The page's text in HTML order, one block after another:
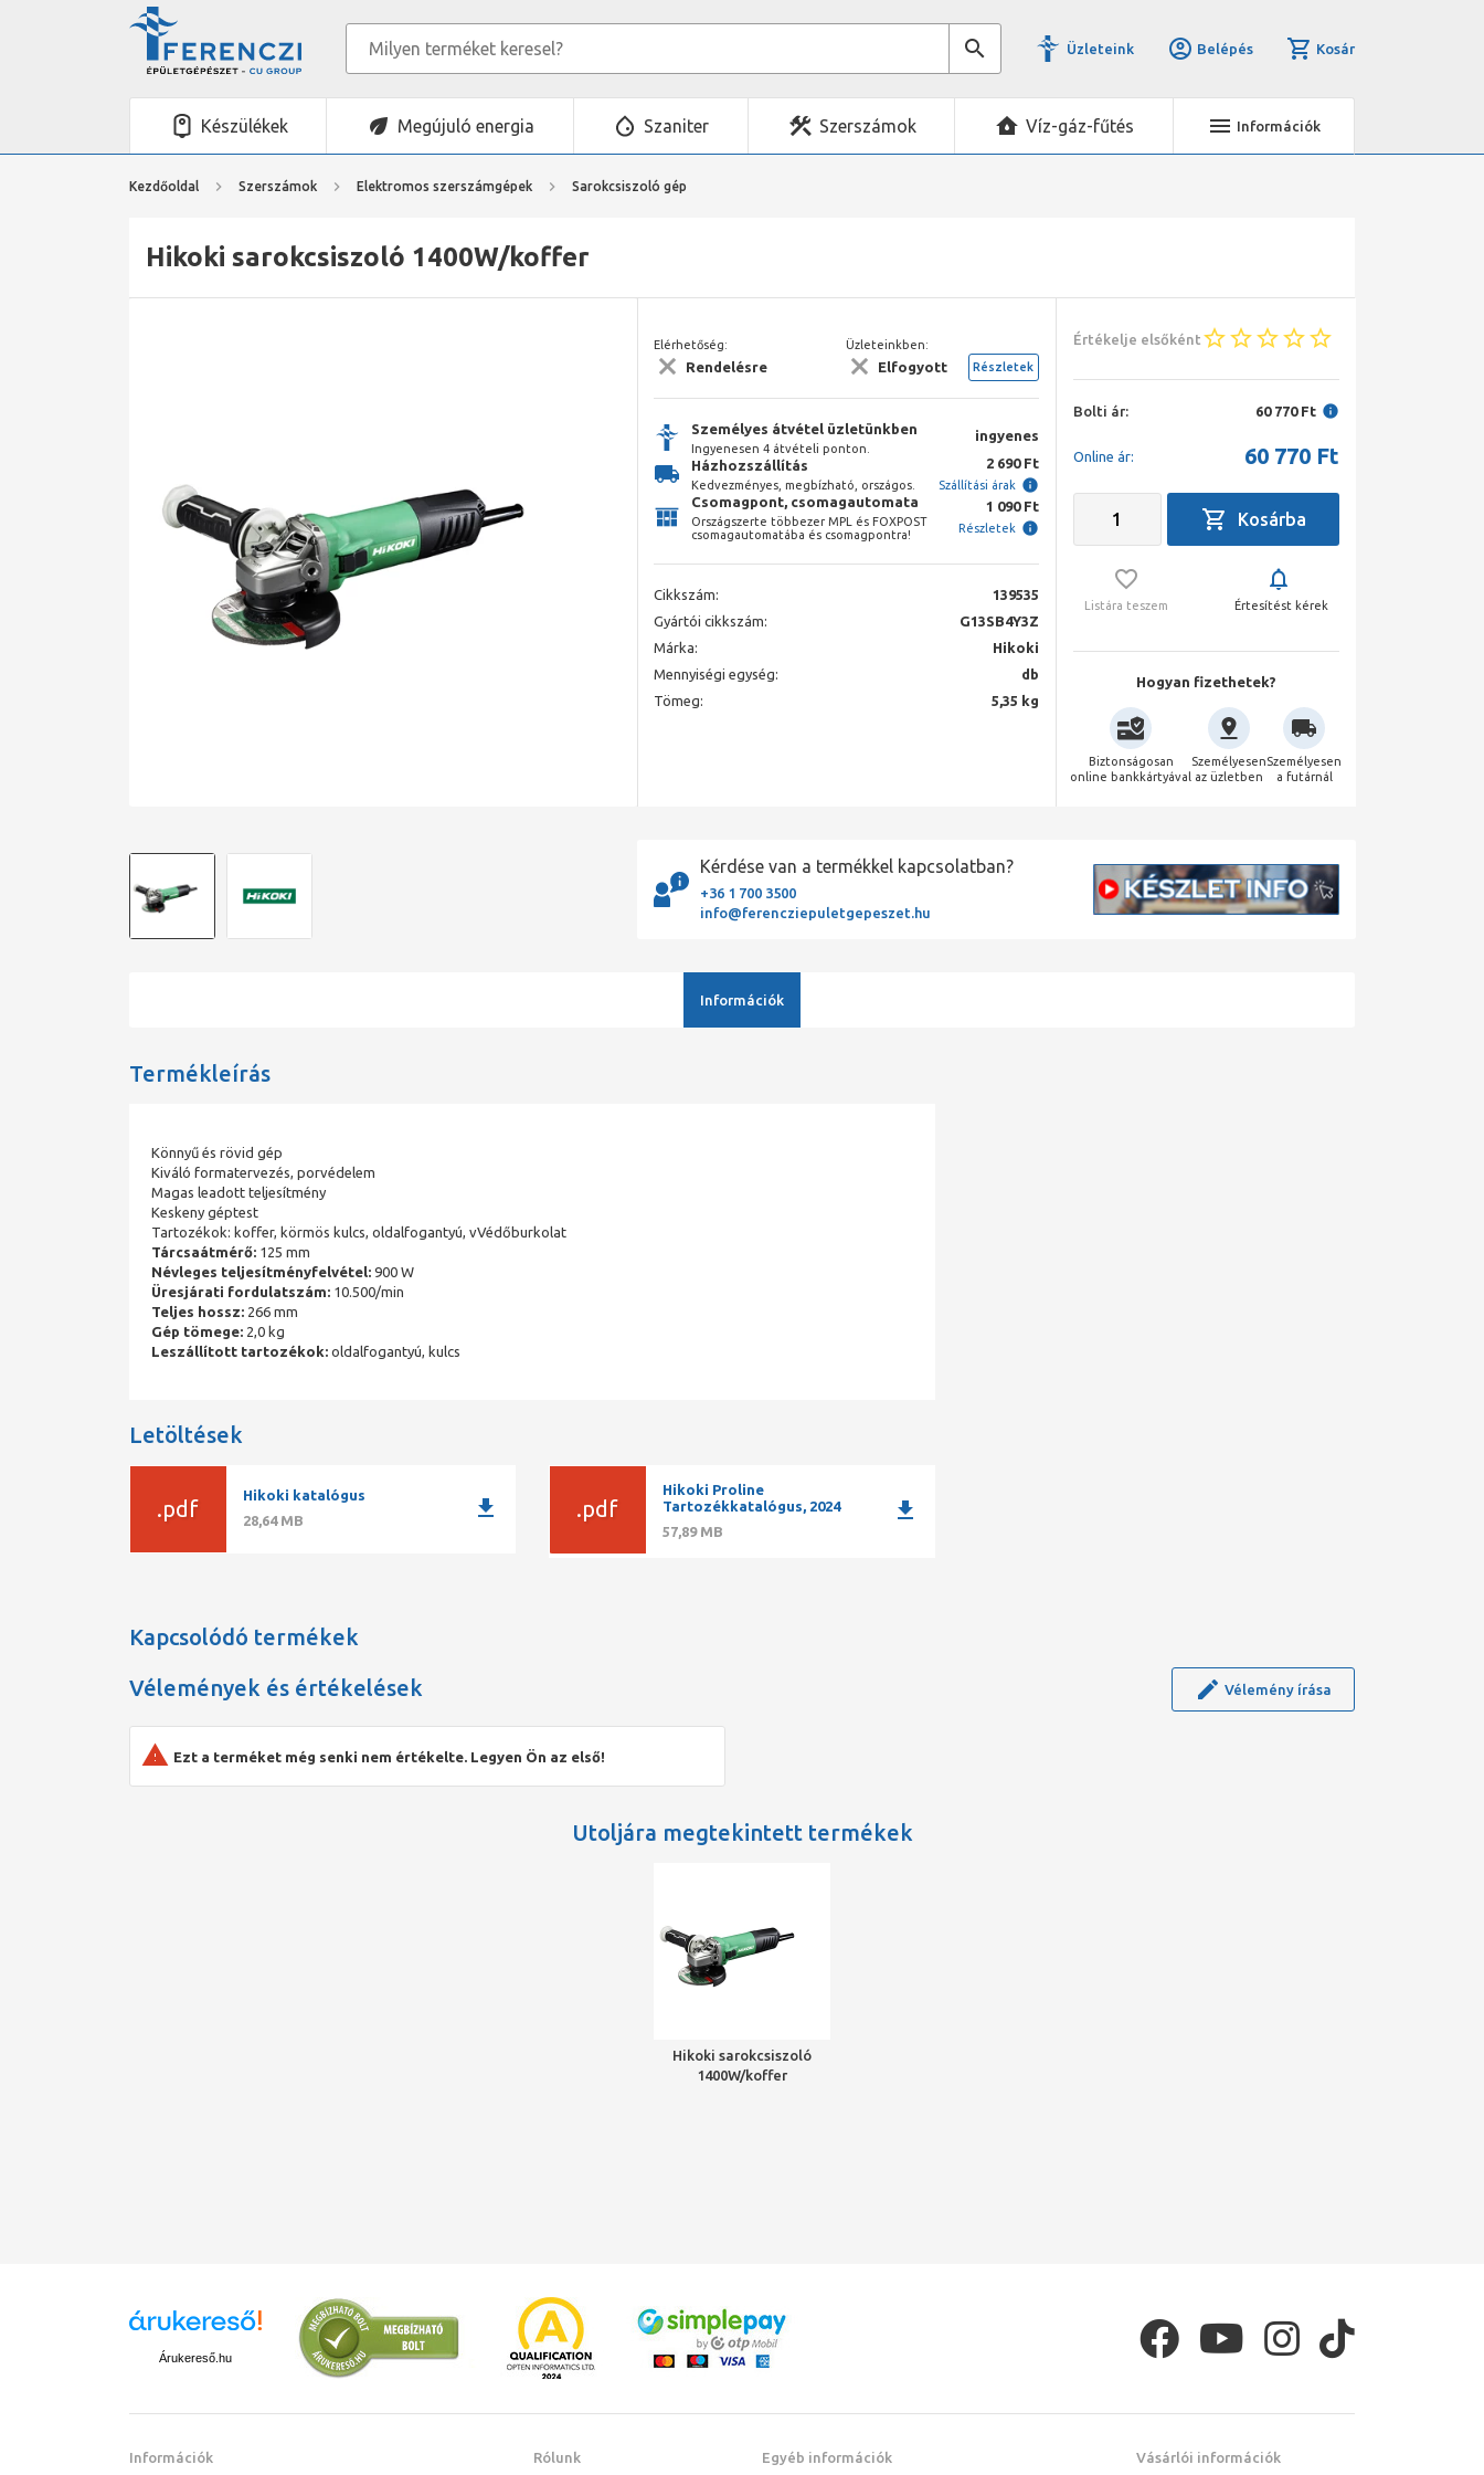
Üzleteink Belépés Kosár
Készülékek Megújuló energia Szaniter Szerszámok Víz-gáz-fűtés Információk
Kezdőoldal Szerszámok Elektromos szerszámgépek Sarokcsiszoló gép
Hikoki sarokcsiszoló 1400W/koffer
Elérhetőség:
Rendelésre
Üzleteinkben:
Elfogyott Részletek
Személyes átvétel üzletünkben
Ingyenesen 4 átvételi ponton.
ingyenes
Házhozszállítás
Kedvezményes, megbízható, országos.
2 690 Ft
Szállítási árak
Csomagpont, csomagautomata
Országszerte többezer MPL és FOXPOST
csomagautomatába és csomagpontra!
1 090 Ft
Részletek
Cikkszám:
139535
Gyártói cikkszám:
G13SB4Y3Z
Márka:
Hikoki
Mennyiségi egység:
db
Tömeg:
5,35 kg
Értékelje elsőként
Bolti ár: 60 770 Ft
Online ár: 60 770 Ft
Listára teszem Értesítést kérek
Hogyan fizethetek?
Biztonságosan
online bankkártyával
Személyesen
az üzletben
Személyesen
a futárnál
Kérdése van a termékkel kapcsolatban?
+36 1 700 3500
info@ferencziepuletgepeszet.hu
Információk
Termékleírás
Könnyű és rövid gép
Kiváló formatervezés, porvédelem
Magas leadott teljesítmény
Keskeny géptest
Tartozékok: koffer, körmös kulcs, oldalfogantyú, vVédőburkolat
Tárcsaátmérő: 125 mm
Névleges teljesítményfelvétel: 900 W
Üresjárati fordulatszám: 10.500/min
Teljes hossz: 266 mm
Gép tömege: 2,0 kg
Leszállított tartozékok: oldalfogantyú, kulcs
Letöltések
.pdf
Hikoki katalógus
28,64 MB
download .pdf
Hikoki Proline
Tartozékkatalógus, 2024
57,89 MB
download
Kapcsolódó termékek
Vélemények és értékelések
Vélemény írása
Ezt a terméket még senki nem értékelte. Legyen Ön az első!
Utoljára megtekintett termékek
Hikoki sarokcsiszoló
1400W/koffer
Árukereső.hu
Információk Rólunk Egyéb információk Vásárlói információk